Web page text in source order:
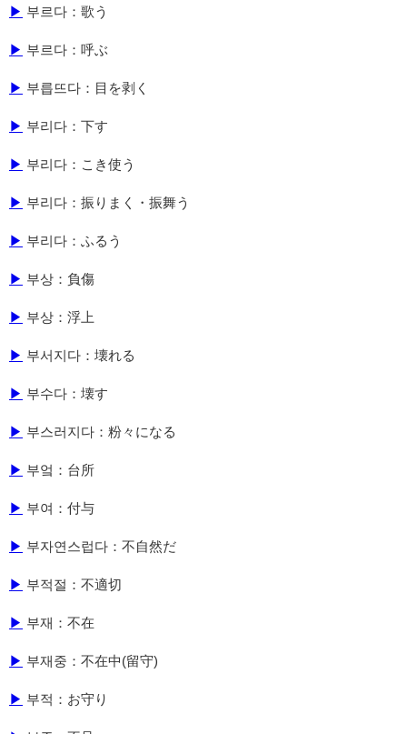
▶ 부르다：歌う
▶ 부르다：呼ぶ
▶ 부릅뜨다：目を剥く
▶ 부리다：下す
▶ 부리다：こき使う
▶ 부리다：振りまく・振舞う
▶ 부리다：ふるう
▶ 부상：負傷
▶ 부상：浮上
▶ 부서지다：壊れる
▶ 부수다：壊す
▶ 부스러지다：粉々になる
▶ 부엌：台所
▶ 부여：付与
▶ 부자연스럽다：不自然だ
▶ 부적절：不適切
▶ 부재：不在
▶ 부재중：不在中(留守)
▶ 부적：お守り